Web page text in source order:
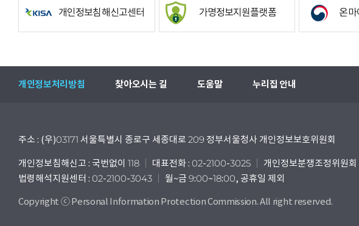
개인정보침해신고센터 가명정보지원플랫폼 온마
개인정보처리방침 찾아오시는 길 도움말 누리집 안내
주소 : (우)03171 서울특별시 종로구 세종대로 209 정부서울청사 개인정보보호위원회
개인정보침해신고 : 국번없이 118 대표전화 : 02-2100-3025
개인정보분쟁조정위원
법령해석지원센터 : 02-2100-3043
월~금 9:00~18:00, 공휴일 제외
Copyright ⓒ Personal Information Protection Commission. All right reserved.